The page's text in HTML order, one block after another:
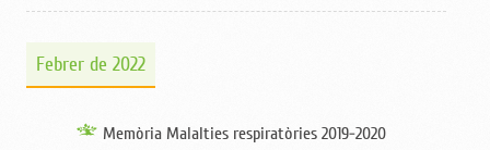
Febrer de 2022
Memòria Malalties respiratòries 2019-2020